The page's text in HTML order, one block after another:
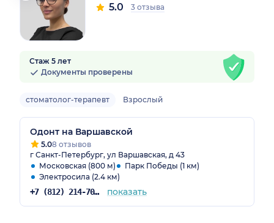
5.0 3 отзыва
Стаж 5 лет
Документы проверены
стоматолог-терапевт Взрослый
Одонт на Варшавской
5.08 отзывов
г Санкт-Петербург, ул Варшавская, д 43
Московская (800 м)
Парк Победы (1 км)
Электросила (2.4 км)
+7 (812) 214-70-82 показать